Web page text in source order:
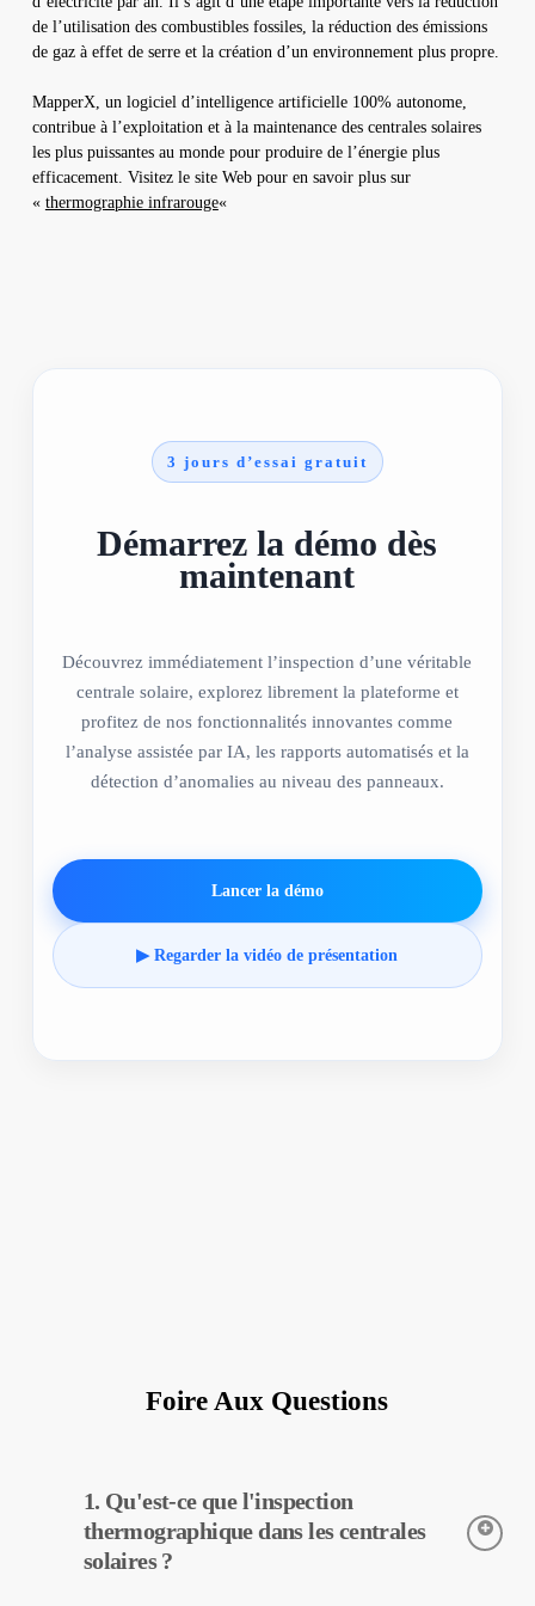
de l’utilisation des combustibles fossiles, la réduction des émissions
de gaz à effet de serre et la création d’un environnement plus propre.
MapperX, un logiciel d’intelligence artificielle 100% autonome,
contribue à l’exploitation et à la maintenance des centrales solaires
les plus puissantes au monde pour produire de l’énergie plus
efficacement. Visitez le site Web pour en savoir plus sur
« thermographie infrarouge«
3 jours d’essai gratuit
Démarrez la démo dès
maintenant
Découvrez immédiatement l’inspection d’une véritable
centrale solaire, explorez librement la plateforme et
profitez de nos fonctionnalités innovantes comme
l’analyse assistée par IA, les rapports automatisés et la
détection d’anomalies au niveau des panneaux.
Lancer la démo
▶ Regarder la vidéo de présentation
Foire Aux Questions
1. Qu'est-ce que l'inspection
thermographique dans les centrales
solaires ?